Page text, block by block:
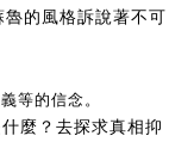
魯的風格訴說著不可
等的信念。
麼？去探求真相抑